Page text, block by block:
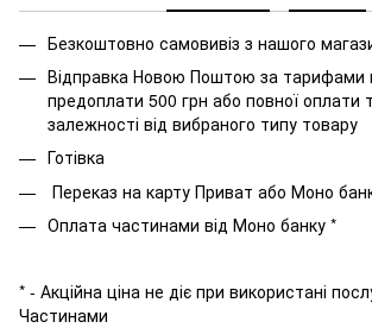
Безкоштовно самовивіз з нашого
Відправка Новою Поштою за тарифами
предоплати 500 грн або повної оплати
залежності від вибраного типу товару
Готівка
Переказ на карту Приват або Моно
Оплата частинами від Моно банку *
* - Акційна ціна не діє при використані
Частинами